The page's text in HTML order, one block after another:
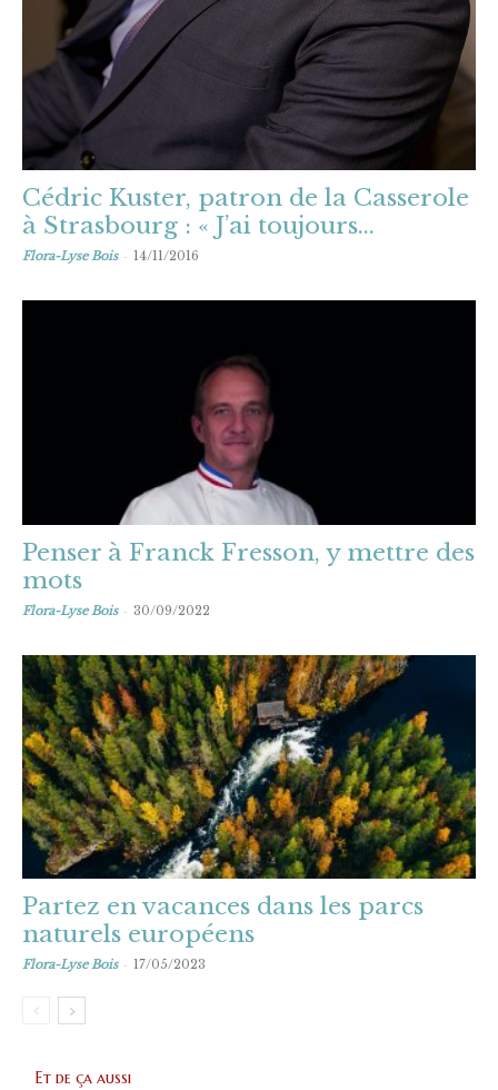
Cédric Kuster, patron de la Casserole
à Strasbourg : « J’ai toujours...
Flora-Lyse Bois - 14/11/2016
Penser à Franck Fresson, y mettre des
mots
Flora-Lyse Bois - 30/09/2022
Partez en vacances dans les parcs
naturels européens
Flora-Lyse Bois - 17/05/2023
Et de ça aussi